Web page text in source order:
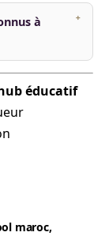
à
éducatif
maroc